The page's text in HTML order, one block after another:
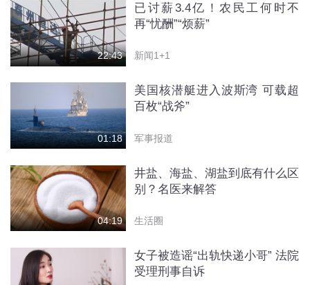
22:43
已讨薪3.4亿！农民工何时不
再“忧酬”“烦薪”
新闻1+1
01:18
美国核潜艇进入波斯湾 可载超
百枚“战斧”
军事报道
04:19
井盐、海盐、湖盐到底有什么区
别？名医来解答
生活圈
女子被造谣“出轨快递小哥” 法院
受理刑事自诉